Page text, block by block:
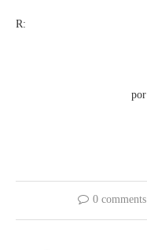
R:
por
0 comments